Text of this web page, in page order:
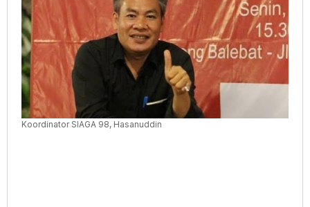
Bareskrim
Polri
Koordinator SIAGA 98, Hasanuddin